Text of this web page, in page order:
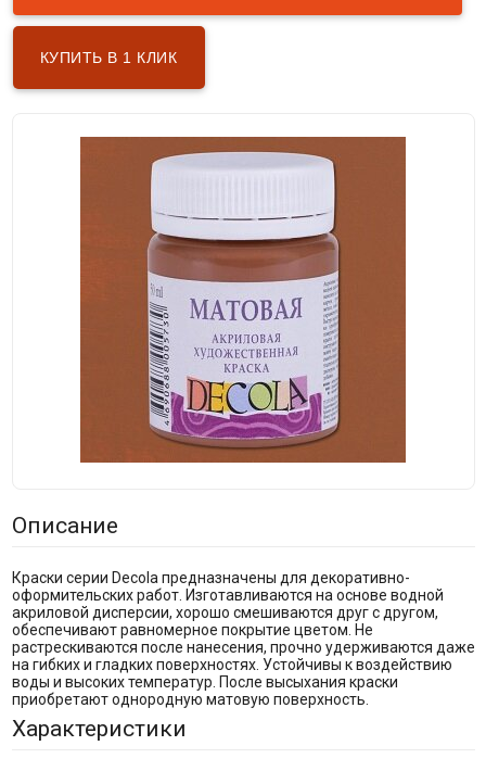
КУПИТЬ В 1 КЛИК
Описание
Краски серии Decola предназначены для декоративно-
оформительских работ. Изготавливаются на основе водной
акриловой дисперсии, хорошо смешиваются друг с другом,
обеспечивают равномерное покрытие цветом. Не
растрескиваются после нанесения, прочно удерживаются даже
на гибких и гладких поверхностях. Устойчивы к воздействию
воды и высоких температур. После высыхания краски
приобретают однородную матовую поверхность.
Характеристики